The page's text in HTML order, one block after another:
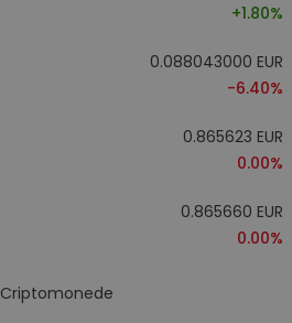
+1.80%
0.088043000 EUR
-6.40%
0.865623 EUR
0.00%
0.865660 EUR
0.00%
Criptomonede